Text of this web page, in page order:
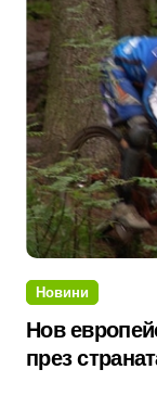
Новини
Нов
през